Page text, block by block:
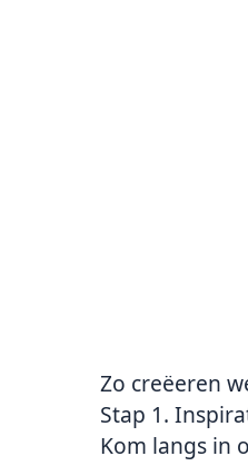
Zo creëeren
Stap 1.
Kom langs in